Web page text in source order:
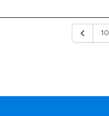
Anterior10